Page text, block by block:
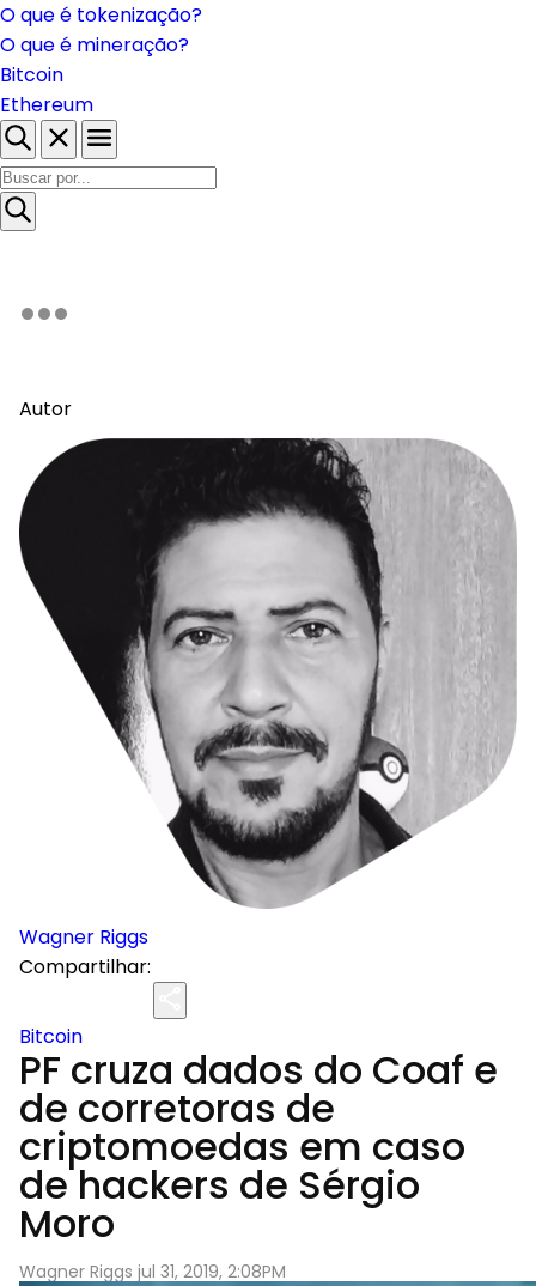
O que é tokenização?
O que é mineração?
Bitcoin
Ethereum
Autor
Wagner Riggs
Compartilhar:
Bitcoin
PF cruza dados do Coaf e
de corretoras de
criptomoedas em caso
de hackers de Sérgio
Moro
Wagner Riggs jul 31, 2019, 2:08PM